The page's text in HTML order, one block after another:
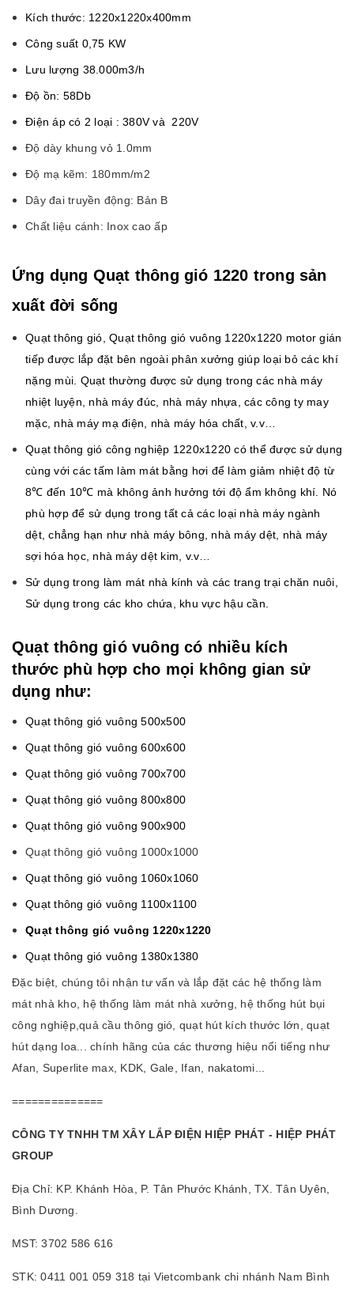
Kích thước: 1220x1220x400mm
Công suất 0,75 KW
Lưu lượng 38.000m3/h
Độ ồn: 58Db
Điện áp có 2 loại : 380V và 220V
Độ dày khung vỏ 1.0mm
Độ mạ kẽm: 180mm/m2
Dây đai truyền động: Bản B
Chất liệu cánh: Inox cao ấp
Ứng dụng Quạt thông gió 1220 trong sản
xuất đời sống
Quạt thông gió, Quạt thông gió vuông 1220x1220 motor gián
tiếp được lắp đặt bên ngoài phân xưởng giúp loại bỏ các khí
nặng mùi. Quạt thường được sử dụng trong các nhà máy
nhiệt luyện, nhà máy đúc, nhà máy nhựa, các công ty may
mặc, nhà máy mạ điện, nhà máy hóa chất, v.v…
Quạt thông gió công nghiệp 1220x1220 có thể được sử dụng
cùng với các tấm làm mát bằng hơi để làm giảm nhiệt độ từ
8℃ đến 10℃ mà không ảnh hưởng tới độ ẩm không khí. Nó
phù hợp để sử dụng trong tất cả các loại nhà máy ngành
dệt, chẳng hạn như nhà máy bông, nhà máy dệt, nhà máy
sợi hóa học, nhà máy dệt kim, v.v…
Sử dụng trong làm mát nhà kính và các trang trại chăn nuôi,
Sử dụng trong các kho chứa, khu vực hậu cần.
Quạt thông gió vuông có nhiều kích
thước phù hợp cho mọi không gian sử
dụng như:
Quạt thông gió vuông 500x500
Quạt thông gió vuông 600x600
Quạt thông gió vuông 700x700
Quạt thông gió vuông 800x800
Quạt thông gió vuông 900x900
Quạt thông gió vuông 1000x1000
Quạt thông gió vuông 1060x1060
Quạt thông gió vuông 1100x1100
Quạt thông gió vuông 1220x1220
Quạt thông gió vuông 1380x1380
Đặc biệt, chúng tôi nhận tư vấn và lắp đặt các hệ thống làm
mát nhà kho, hệ thống làm mát nhà xưởng, hệ thống hút bụi
công nghiệp,quả cầu thông gió, quạt hút kích thước lớn, quạt
hút dạng loa... chính hãng của các thương hiệu nổi tiếng như
Afan, Superlite max, KDK, Gale, Ifan, nakatomi...
==============
CÔNG TY TNHH TM XÂY LẮP ĐIỆN HIỆP PHÁT - HIỆP PHÁT
GROUP
Địa Chỉ: KP. Khánh Hòa, P. Tân Phước Khánh, TX. Tân Uyên,
Bình Dương.
MST: 3702 586 616
STK: 0411 001 059 318 tại Vietcombank chi nhánh Nam Bình